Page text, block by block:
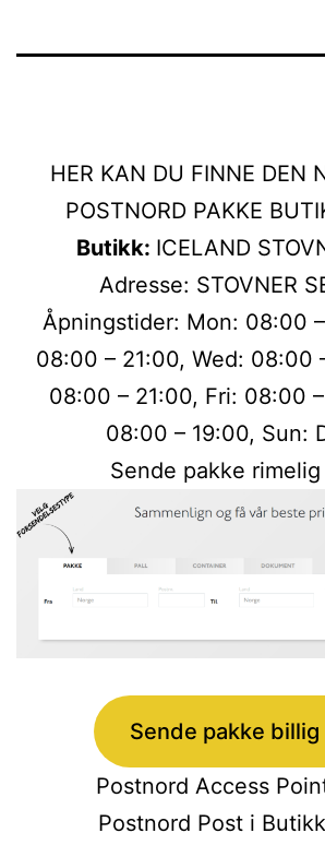
HER KAN DU FINNE DEN
POSTNORD PAKKE
Butikk: ICELAND
Adresse: STOVNER
Åpningstider: Mon: 08:00
08:00 – 21:00, Wed: 08:00
08:00 – 21:00, Fri: 08:00
08:00 – 19:00, Sun:
Sende pakke
Sende pakke billig
Postnord Access
Postnord Post i